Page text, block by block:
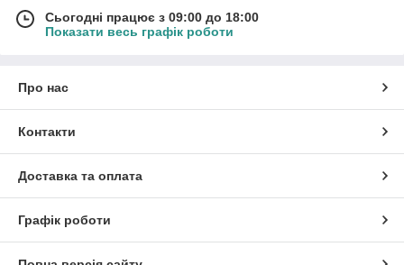
Сьогодні працює з 09:00 до 18:00
Показати весь графік роботи
Про нас
Контакти
Доставка та оплата
Графік роботи